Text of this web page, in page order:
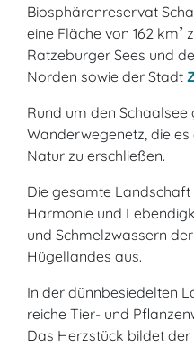
Biosphärenreservat
eine Fläche von 162 km²
Ratzeburger Sees und
Norden sowie der Stadt
Rund um den
Wanderwegenetz, die
Natur zu erschließen.
Die gesamte
Harmonie und
und Schmelzwassern
Hügellandes aus.
In der dünnbesiedelten
reiche Tier- und
Das Herzstück bildet der